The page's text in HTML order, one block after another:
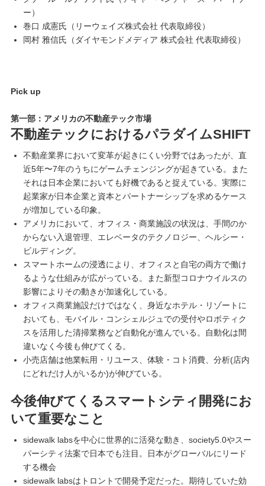
ー）
巻口 成憲氏（リーウェイズ株式会社 代表取締役）
岡村 雅信氏（ダイヤモンドメディア 株式会社 代表取締役）
Pick up
第一部：アメリカの不動産テック市場
不動産テックにおけるパラダイムSHIFT
不動産業界において変革が起きにくい分野ではあったが、直
近5年〜7年のうちにゲームチェンジングが起きている。また
それは日本企業においても好機であると捉えている。実際に
起業家が日本企業と資本とパートナーシップを求めるケース
が増加している印象。
アメリカにおいて、オフィス・商業施設の状況は、手間のか
からない入退管理、エレベータのテクノロジー、ヘルシー・
ビルディング。
スマートホームの浸透により、オフィスと自宅の両方で働け
るような仕組みが広がっている。また新型コロナウイルスの
影響によりその動きが加速化している。
オフィス商業施設だけではなく、身近なホテル・リゾートに
おいても、モバイル・コンシェルジュでの受付やロボティク
スを活用した清掃業務など自動化が進んでいる。自動化は間
違いなく今後も伸びてくる。
小売店舗は他業転用・リユース、体験・コト消費、分析(店内
にどれだけ人がいるか)が伸びている。
今後伸びてくるスマートシティ開発にお
いて重要なこと
sidewalk labsを中心に世界的に活発な動き、society5.0やスー
パーシティ法案で日本でも注目。日本がグローバルにリード
する機会
sidewalk labsはトロントで開発予定だった。期待していた効